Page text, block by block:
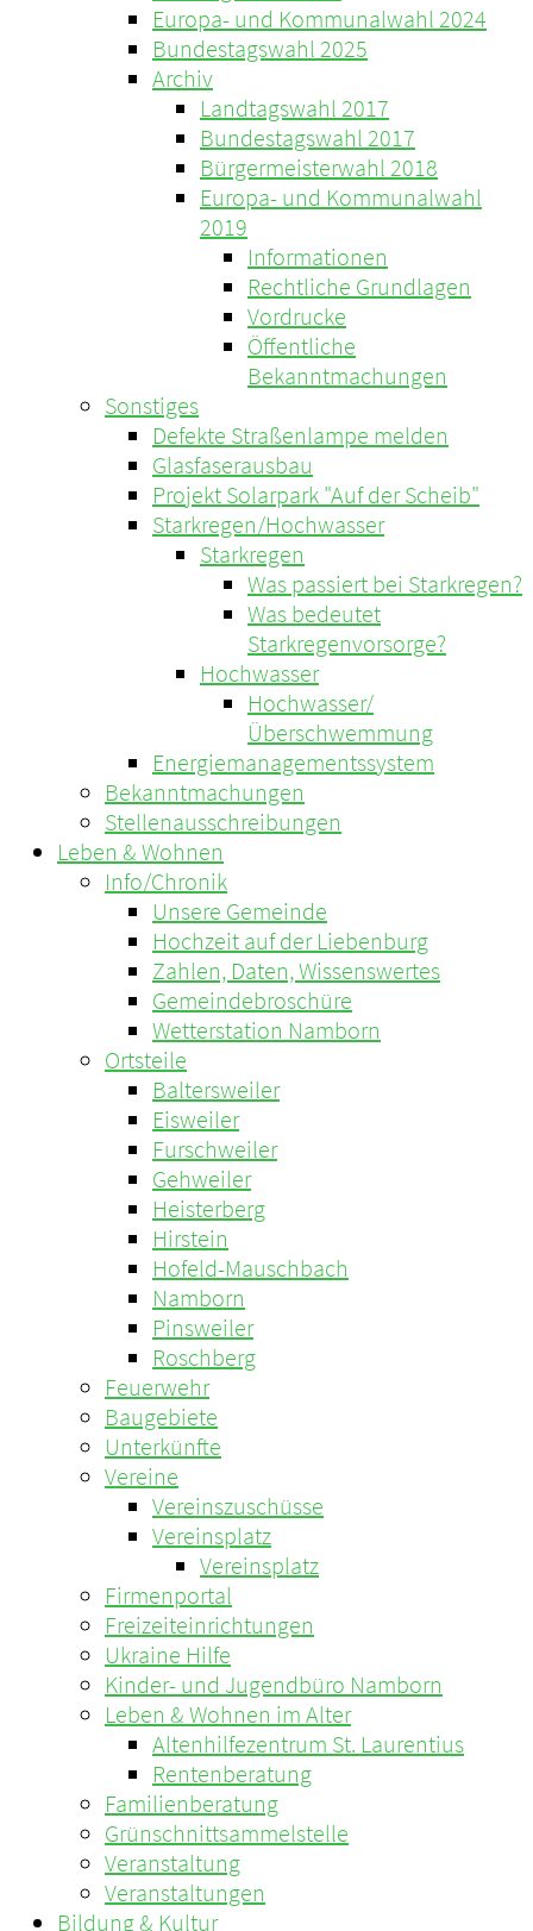
Europa- und Kommunalwahl 2024
Bundestagswahl 2025
Archiv
Landtagswahl 2017
Bundestagswahl 2017
Bürgermeisterwahl 2018
Europa- und Kommunalwahl
2019
Informationen
Rechtliche Grundlagen
Vordrucke
Öffentliche
Bekanntmachungen
Sonstiges
Defekte Straßenlampe melden
Glasfaserausbau
Projekt Solarpark "Auf der Scheib"
Starkregen/Hochwasser
Starkregen
Was passiert bei Starkregen?
Was bedeutet
Starkregenvorsorge?
Hochwasser
Hochwasser/
Überschwemmung
Energiemanagementssystem
Bekanntmachungen
Stellenausschreibungen
Leben & Wohnen
Info/Chronik
Unsere Gemeinde
Hochzeit auf der Liebenburg
Zahlen, Daten, Wissenswertes
Gemeindebroschüre
Wetterstation Namborn
Ortsteile
Baltersweiler
Eisweiler
Furschweiler
Gehweiler
Heisterberg
Hirstein
Hofeld-Mauschbach
Namborn
Pinsweiler
Roschberg
Feuerwehr
Baugebiete
Unterkünfte
Vereine
Vereinszuschüsse
Vereinsplatz
Vereinsplatz
Firmenportal
Freizeiteinrichtungen
Ukraine Hilfe
Kinder- und Jugendbüro Namborn
Leben & Wohnen im Alter
Altenhilfezentrum St. Laurentius
Rentenberatung
Familienberatung
Grünschnittsammelstelle
Veranstaltung
Veranstaltungen
Bildung & Kultur